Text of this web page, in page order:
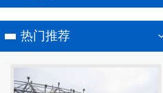
热门推荐